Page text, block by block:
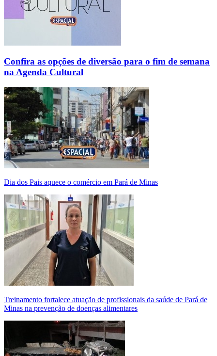
Confira as opções de diversão para o fim de semana
na Agenda Cultural
Dia dos Pais aquece o comércio em Pará de Minas
Treinamento fortalece atuação de profissionais da saúde de Pará de
Minas na prevenção de doenças alimentares